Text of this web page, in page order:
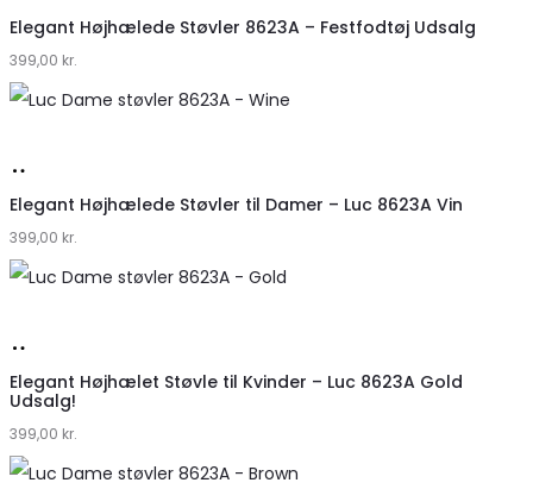
hos
Klædeskabet.dk
Elegant Højhælede Støvler 8623A – Festfodtøj Udsalg
399,00 kr.
hos
Klædeskabet.dk
Elegant Højhælede Støvler til Damer – Luc 8623A Vin
399,00 kr.
hos
Klædeskabet.dk
Elegant Højhælet Støvle til Kvinder – Luc 8623A Gold
Udsalg!
399,00 kr.